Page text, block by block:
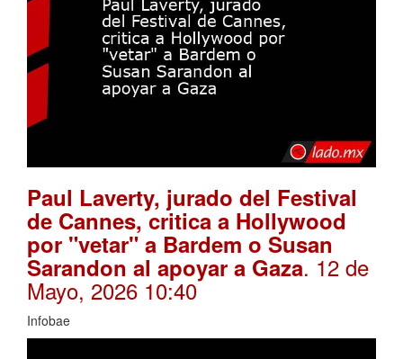
Paul Laverty, jurado del Festival
de Cannes, critica a Hollywood
por "vetar" a Bardem o Susan
Sarandon al apoyar a Gaza. 12 de
Mayo, 2026 10:40
Infobae